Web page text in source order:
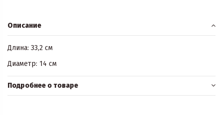
Описание
Длина: 33,2 см
Диаметр: 14 см
Подробнее о товаре